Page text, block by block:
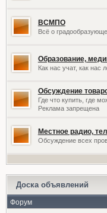
ВСМПО
Всё о
Образование,
Как нас учат, как нас
Обсуждение
Где что купить, где
Реклама запрещена
Местное радио,
Обсуждение всех
Доска объявлений
Форум